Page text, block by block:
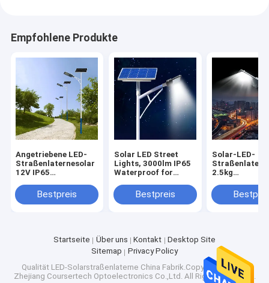
Empfohlene Produkte
Angetriebene LED-
Straßenlaternesolar
12V IP65
ZERTIFIKAT CT
3000K~6000K CER-
Bestpreis
Solar LED Street
Lights, 3000lm IP65
Waterproof for
Bestpreis
Solar-LED-
2.5kg
CER
ROHS-
Startseite Über uns Kontakt
Desktop Site
Sitemap
Privacy Policy
Qualität LED-Solarstraßenlaterne China Fabrik.Copyright © 2026
Zhejiang Coursertech Optoelectronics Co.,Ltd. All Rights Reserved.